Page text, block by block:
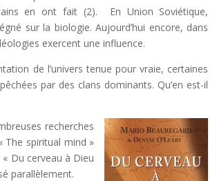
en ont fait (2). En Union Soviétique,
sur la biologie. Aujourd’hui encore, dans
exercent une influence.
de l’univers tenue pour vraie, certaines
par des clans dominants. Qu’en est-il
recherches
The spiritual mind »
Du cerveau à Dieu
parallèlement.